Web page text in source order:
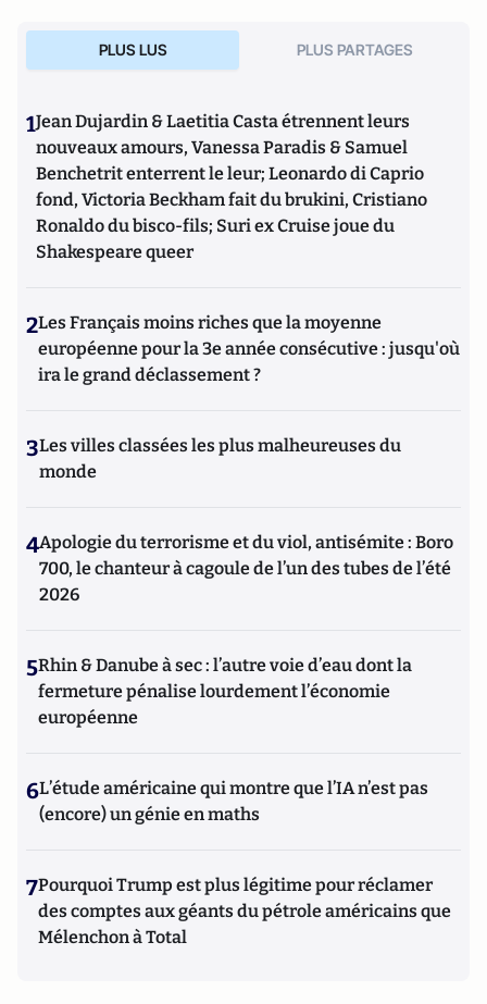
PLUS LUS PLUS PARTAGES
1Jean Dujardin & Laetitia Casta étrennent leurs
nouveaux amours, Vanessa Paradis & Samuel
Benchetrit enterrent le leur; Leonardo di Caprio
fond, Victoria Beckham fait du brukini, Cristiano
Ronaldo du bisco-fils; Suri ex Cruise joue du
Shakespeare queer
2Les Français moins riches que la moyenne
européenne pour la 3e année consécutive : jusqu'où
ira le grand déclassement ?
3Les villes classées les plus malheureuses du
monde
4Apologie du terrorisme et du viol, antisémite : Boro
700, le chanteur à cagoule de l’un des tubes de l’été
2026
5Rhin & Danube à sec : l’autre voie d’eau dont la
fermeture pénalise lourdement l’économie
européenne
6L’étude américaine qui montre que l’IA n’est pas
(encore) un génie en maths
7Pourquoi Trump est plus légitime pour réclamer
des comptes aux géants du pétrole américains que
Mélenchon à Total